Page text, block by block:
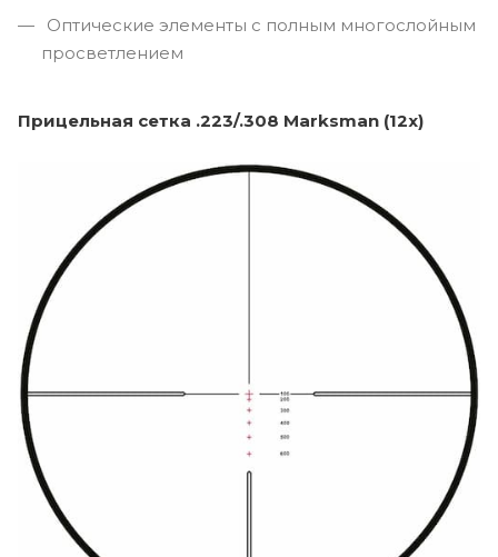
Оптические элементы с полным многослойным
просветлением
Прицельная сетка .223/.308 Marksman (12x)